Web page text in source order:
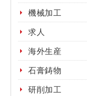
機械加工
求人
海外生産
石膏鋳物
研削加工